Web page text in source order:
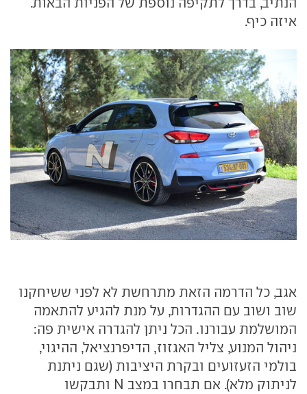
איזה כיף.
אגב, כל הדרמה הזאת מתרחשת לא לפני ששיחקנו
שוב ושוב עם ההגדרות, על מנת להגיע להתאמה
המושלמת עבורנו. הכל ניתן להגדרה אישית פה:
ניהול המנוע, צליל האגזוז, הדיפרנציאל, ההיגוי,
בולמי הזעזועים ובקרת היציבות (שגם ניתנת
לניתוק מלא). אם תבחרו במצב N ותבקשו